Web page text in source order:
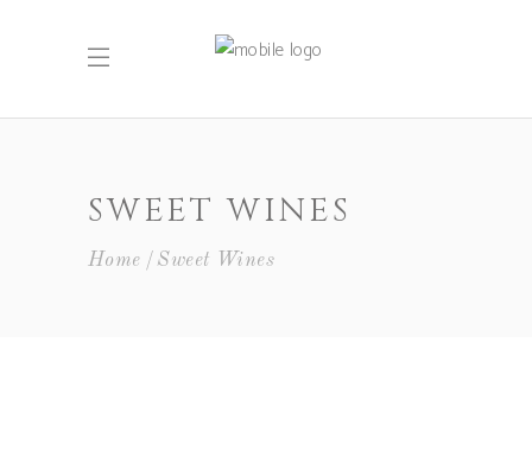
SWEET WINES
Home Sweet Wines